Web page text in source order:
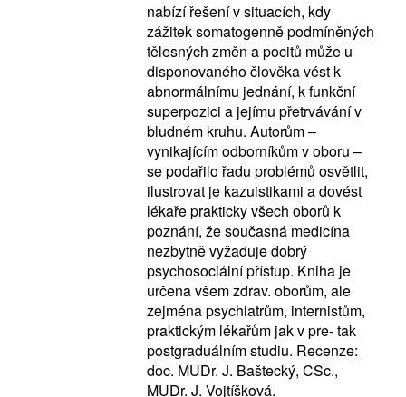
nabízí řešení v situacích, kdy
zážitek somatogenně podmíněných
tělesných změn a pocitů může u
disponovaného člověka vést k
abnormálnímu jednání, k funkční
superpozici a jejímu přetrvávání v
bludném kruhu. Autorům –
vynikajícím odborníkům v oboru –
se podařilo řadu problémů osvětlit,
ilustrovat je kazuistikami a dovést
lékaře prakticky všech oborů k
poznání, že současná medicína
nezbytně vyžaduje dobrý
psychosociální přístup. Kniha je
určena všem zdrav. oborům, ale
zejména psychiatrům, internistům,
praktickým lékařům jak v pre- tak
postgraduálním studiu. Recenze:
doc. MUDr. J. Baštecký, CSc.,
MUDr. J. Vojtíšková.